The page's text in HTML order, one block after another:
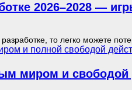
2026–2028 —
то легко можете
миром и свободой